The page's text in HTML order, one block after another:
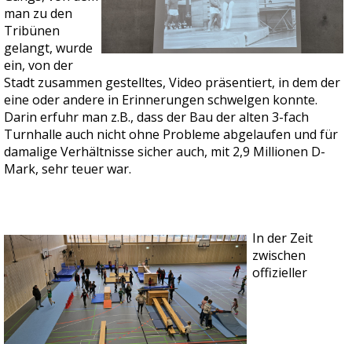
man zu den
Tribünen
gelangt, wurde
ein, von der
Stadt zusammen gestelltes, Video präsentiert, in dem der
eine oder andere in Erinnerungen schwelgen konnte.
Darin erfuhr man z.B., dass der Bau der alten 3-fach
Turnhalle auch nicht ohne Probleme abgelaufen und für
damalige Verhältnisse sicher auch, mit 2,9 Millionen D-
Mark, sehr teuer war.
In der Zeit
zwischen
offizieller